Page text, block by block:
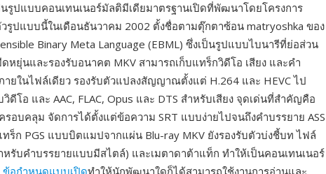
นรูปแบบคอนเทนเนอร์มัลติมีเดียมาตรฐานเปิดที่พัฒนาโดยโครงการ
รูปแบบนี้ในเดือนธันวาคม 2002 ตั้งชื่อตามตุ๊กตาซ้อน matryoshka ของ
Binary Meta Language (EBML) ซึ่งเป็นรูปแบบไบนารีที่ย่อส่วน
หยุ่นและรองรับอนาคต MKV สามารถเก็บแทร็กวิดีโอ เสียง และคำ
ยในไฟล์เดียว รองรับตัวแปลงสัญญาณตั้งแต่ H.264 และ HEVC ไป
ดีโอ และ AAC, FLAC, Opus และ DTS สำหรับเสียง จุดเด่นที่สำคัญคือ
รอบคลุม จัดการได้ตั้งแต่ข้อความ SRT แบบง่ายไปจนถึงคำบรรยาย ASS
ก PGS แบบบิตแมปจากแผ่น Blu-ray MKV ยังรองรับตัวบ่งชี้บท ไฟล์
รับคำบรรยายแบบมีสไตล์) และเมตาดาต้าแท็ก ทำให้เป็นคอนเทนเนอร์
ข้อกำหนดแบบเปิดทำให้นักพัฒนาใดก็ได้สามารถใช้งานการอ่านและ